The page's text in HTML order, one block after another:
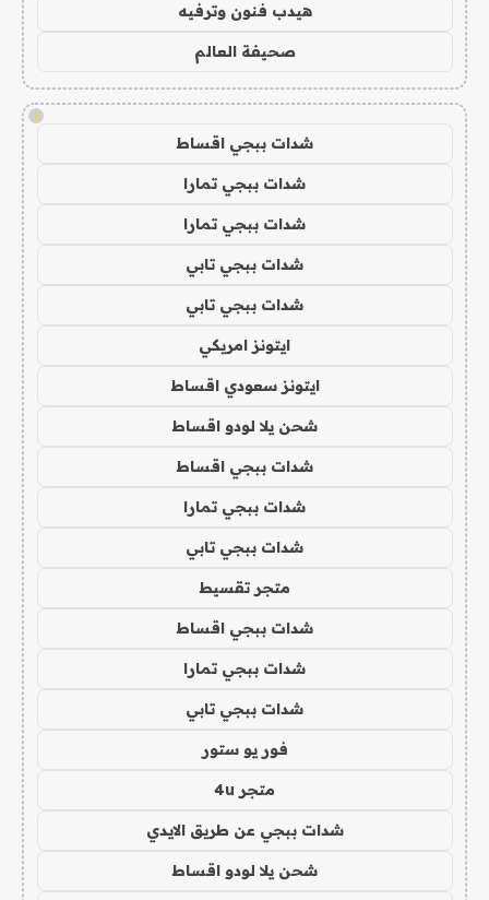
هيدب فنون وترفيه
صحيفة العالم
!
شدات ببجي اقساط
شدات ببجي تمارا
شدات ببجي تمارا
شدات ببجي تابي
شدات ببجي تابي
ايتونز امريكي
ايتونز سعودي اقساط
شحن يلا لودو اقساط
شدات ببجي اقساط
شدات ببجي تمارا
شدات ببجي تابي
متجر تقسيط
شدات ببجي اقساط
شدات ببجي تمارا
شدات ببجي تابي
فور يو ستور
متجر 4u
شدات ببجي عن طريق الايدي
شحن يلا لودو اقساط